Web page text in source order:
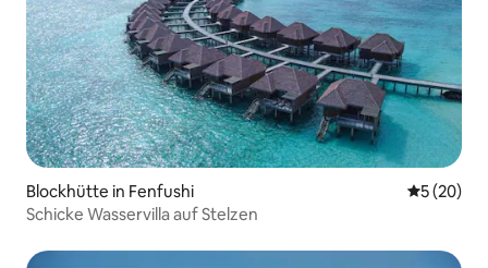
Blockhütte in Fenfushi
5 (20)
Schicke Wasservilla auf Stelzen